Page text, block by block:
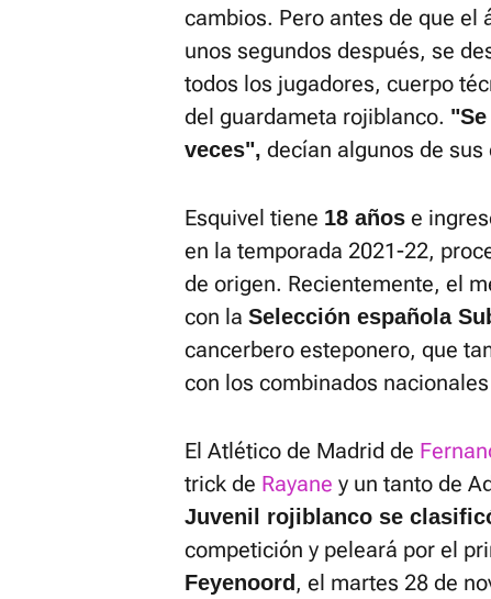
cambios. Pero antes de que
unos segundos después, se
todos los jugadores, cuerpo
del guardameta rojiblanco.
veces", decían algunos de sus
Esquivel tiene 18 años e
en la temporada 2021-22,
de origen. Recientemente, el
con la Selección española
cancerbero esteponero, que
con los combinados nacionales
El Atlético de Madrid de
trick de Rayane y un tanto de
Juvenil rojiblanco se
competición y peleará por el
Feyenoord , el martes 28 de